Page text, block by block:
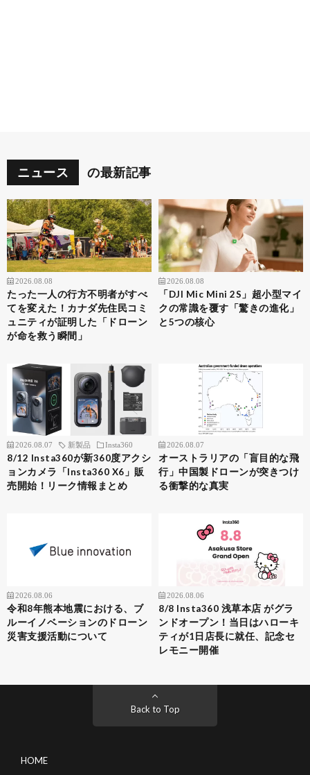
ニュース の最新記事
2026.08.08
たった一人の行方不明者がすべ
てを変えた！カナダ先住民コミ
ュニティが証明した「ドローン
が命を救う瞬間」
2026.08.08
「DJI Mic Mini 2S」超小型マイ
クの常識を覆す「驚きの進化」
と5つの核心
2026.08.07 新製品 Insta360
8/12 Insta360が新360度アクシ
ョンカメラ「Insta360 X6」販
売開始！リーク情報まとめ
2026.08.07
オーストラリアの「盲目的な飛
行」中国製ドローンが突きつけ
る衝撃的な真実
2026.08.06
令和8年熊本地震における、ブ
ルーイノベーションのドローン
災害支援活動について
2026.08.06
8/8 Insta360 浅草本店 がグラ
ンドオープン！当日はハローキ
ティが1日店長に就任、記念セ
レモニー開催
Back to Top
HOME